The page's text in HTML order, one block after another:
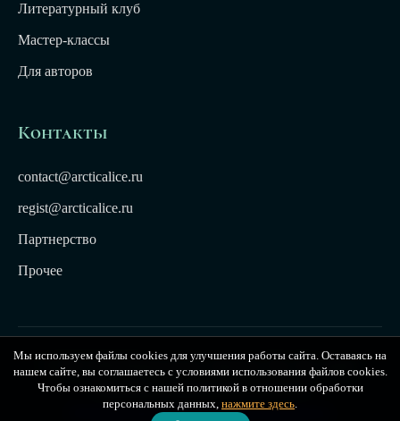
Литературный клуб
Мастер-классы
Для авторов
Контакты
contact@arcticalice.ru
regist@arcticalice.ru
Партнерство
Прочее
© 2022-2026 Издательство Арктики Лёд. Все права
защищены. Издательство Arctic Ice
Публичная оферта|Политика конфиденциальности
Мы используем файлы cookies для улучшения работы сайта. Оставаясь на
нашем сайте, вы соглашаетесь с условиями использования файлов cookies.
Чтобы ознакомиться с нашей политикой в отношении обработки
персональных данных, нажмите здесь.